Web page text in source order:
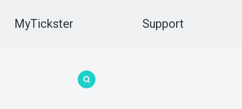
MyTickster Support